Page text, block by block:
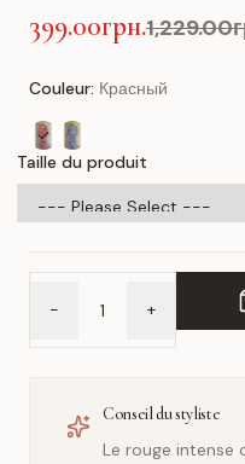
399.00грн.
Couleur: Красный
Taille du produit
- +
Conseil du styliste
Le rouge